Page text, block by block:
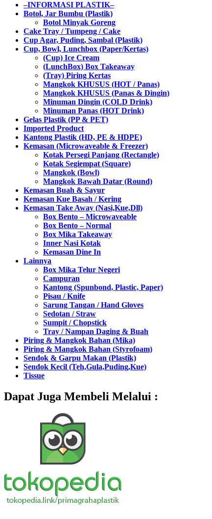
–INFORMASI PLASTIK–
Botol, Jar Bumbu (Plastik)
Botol Minyak Goreng
Cake Tray / Tumpeng / Cake
Cup Agar, Puding, Sambal (Plastik)
Cup, Bowl, Lunchbox (Paper/Kertas)
(Cup) Ice Cream
(LunchBox) Box Takeaway
(Tray) Piring Kertas
Mangkok KHUSUS (HOT / Panas)
Mangkok KHUSUS (Panas & Dingin)
Minuman Dingin (COLD Drink)
Minuman Panas (HOT Drink)
Gelas Plastik (PP & PET)
Imported Product
Kantong Plastik (HD, PE & HDPE)
Kemasan (Microwaveable & Freezer)
Kotak Persegi Panjang (Rectangle)
Kotak Segiempat (Square)
Mangkok (Bowl)
Mangkok Bawah Datar (Round)
Kemasan Buah & Sayur
Kemasan Kue Basah / Kering
Kemasan Take Away (Nasi,Kue,Dll)
Box Bento – Microwaveable
Box Bento – Normal
Box Mika Takeaway
Inner Nasi Kotak
Kemasan Dine In
Lainnya
Box Mika Telur Negeri
Campuran
Kantong (Spunbond, Plastic, Paper)
Pisau / Knife
Sarung Tangan / Hand Gloves
Sedotan / Straw
Sumpit / Chopstick
Tray / Nampan Daging & Buah
Piring & Mangkok Bahan (Mika)
Piring & Mangkok Bahan (Styrofoam)
Sendok & Garpu Makan (Plastik)
Sendok Kecil (Teh,Gula,Puding,Kue)
Tissue
Dapat Juga Membeli Melalui :